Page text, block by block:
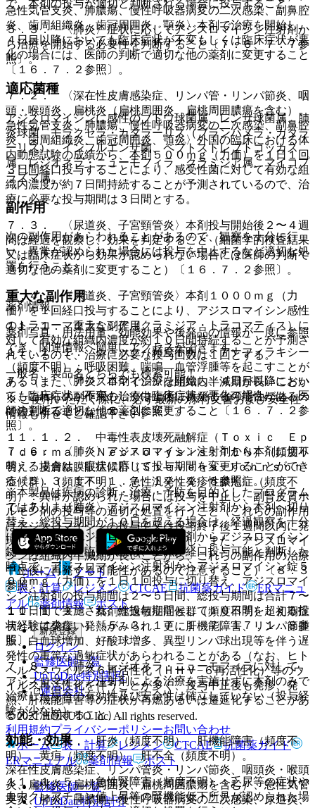
で、本剤の投与が適切と判断される場合に投与すること。
５．３． 〈肺炎〉症状に応じてアジスロマイシン注射剤か
ら治療を開始する必要性を判断すること〔７．６、７．７参
照〕。
適応菌種
アジスロマイシンに感性のブドウ球菌属、レンサ球菌属、肺
炎球菌、モラクセラ・カタラーリス（ブランハメラ・カタラ
ーリス）、インフルエンザ菌、ペプトストレプトコッカス
属、レジオネラ・ニューモフィラ、クラミジア属、マイコプ
ラズマ属。
副作用
次の副作用があらわれることがあるので、観察を十分に行
い、異常が認められた場合には投与を中止するなど適切な処
置を行うこと。
重大な副作用
１１．１． 重大な副作用
１１．１．１． ショック（頻度不明）、アナフィラキシー
（頻度不明）：呼吸困難、喘鳴、血管浮腫等を起こすことが
ある（また、アジスロマイシンは組織内半減期が長いことか
ら、これらの副作用の治療中止後に再発する可能性があるの
で注意すること）〔８．２参照〕。
１１．１．２． 中毒性表皮壊死融解症（Ｔｏｘｉｃ Ｅｐ
ｉｄｅｒｍａｌ Ｎｅｃｒｏｌｙｓｉｓ：ＴＥＮ）（頻度不
明）、皮膚粘膜眼症候群（Ｓｔｅｖｅｎｓ−Ｊｏｈｎｓｏｎ
症候群）（頻度不明）、急性汎発性発疹性膿疱症（頻度不
明）：異常が認められた場合には投与を中止し、副腎皮質ホ
ルモン剤の投与等の適切な処置を行うこと（これらの副作用
はアジスロマイシンの投与中又は投与終了後１週間以内に発
現しているので、投与終了後も注意し、また、アジスロマイ
シンは組織内半減期が長いことから、これらの副作用の治療
中止後に再発する可能性があるので注意すること）〔８．３
参照〕。
１１．１．３． 薬剤性過敏症症候群（頻度不明）：初期症
状として発疹、発熱がみられ、更に肝機能障害、リンパ節腫
脹、白血球増加、好酸球増多、異型リンパ球出現等を伴う遅
発性の重篤な過敏症状があらわれることがある（なお、ヒト
ヘルペスウイルス６再活性化（ＨＨＶ−６再活性化）等のウ
イルス再活性化を伴うことが多く、投与中止後も発疹、発
熱、肝機能障害等の症状が再燃あるいは遷延化することがあ
るので注意すること）。
１１．１．４． 肝炎（頻度不明）、肝機能障害（頻度不
明）、黄疸（頻度不明）、肝不全（頻度不明）。
１１．１．５． 急性腎障害（頻度不明）：乏尿等の症状や
血中クレアチニン値上昇等の腎機能低下所見が認められた場
急性気管支炎、肺膿瘍、慢性呼吸器病変の二次感染、副鼻腔
炎、歯周組織炎、歯冠周囲炎、顎炎〉本剤で治療を開始し、
４日目以降においても臨床症状が不変もしくは臨床症状が悪
化の場合には、医師の判断で適切な他の薬剤に変更すること
〔１６．７．２参照〕。
７．２． 〈深在性皮膚感染症、リンパ管・リンパ節炎、咽
頭・喉頭炎、扁桃炎（扁桃周囲炎、扁桃周囲膿瘍を含む）、
急性気管支炎、肺膿瘍、慢性呼吸器病変の二次感染、副鼻腔
炎、歯周組織炎、歯冠周囲炎、顎炎〉外国の臨床における体
内動態試験の成績から、本剤５００ｍｇ（力価）を１日１回
３日間経口投与することにより、感受性菌に対して有効な組
織内濃度が約７日間持続することが予測されているので、治
療に必要な投与期間は３日間とする。
７．３． 〈尿道炎、子宮頸管炎〉本剤投与開始後２〜４週
間は経過を観察し、効果を判定すること（細菌学的検査結果
又は臨床症状から効果が認められない場合には医師の判断で
適切な他の薬剤に変更すること）〔１６．７．２参照〕。
７．４． 〈尿道炎、子宮頸管炎〉本剤１０００ｍｇ（力
価）を１回経口投与することにより、アジスロマイシン感性
のトラコーマクラミジア（クラミジア・トラコマティス）に
対して有効な組織内濃度が約１０日間持続することが予測さ
れているので、治療に必要な投与回数は１回とする。
７．５． 〈肺炎〉本剤で治療を開始し、４日目以降におい
ても臨床症状が不変もしくは臨床症状が悪化の場合には、医
師の判断で適切な他の薬剤に変更すること〔１６．７．２参
照〕。
７．６． 〈肺炎〉アジスロマイシン注射剤から本剤に切り
替える場合は、症状に応じて投与期間を変更することができ
る〔５．３、１７．１．７、１７．１．８参照〕。
７．７． 〈肺炎〉アジスロマイシン注射剤から本剤へ切り
替え、総投与期間が１０日を超える場合は、経過観察を十分
に行うこと（アジスロマイシン注射剤からアジスロマイシン
錠へ切り替えた臨床試験は、医師が経口投与可能と判断した
時点で、アジスロマイシン注射剤からアジスロマイシン錠５
００ｍｇ（力価）を１日１回投与に切り替え、アジスロマイ
シン注射剤の投与期間は２〜５日間、総投与期間は合計７〜
１０日間で実施され、総投与期間として１０日間を超える投
与経験は少ない）〔５．３、１７．１．７、１７．１．８参
照〕。
７．８． 〈肺炎〉レジオネラ・ニューモフィラに対して、
アジスロマイシン注射剤による治療を実施せずに本剤のみで
治療した場合の有効性及び安全性は確立していない（投与経
験が少ない）。
効能・効果
深在性皮膚感染症、リンパ管炎・リンパ節炎、咽頭炎・喉頭
炎、扁桃炎（扁桃周囲炎、扁桃周囲膿瘍を含む）、急性気管
支炎、肺炎、肺膿瘍、慢性呼吸器病変の二次感染、尿道炎、
薬剤情報
薬剤写真、用法用量、効能効果や後発品の情報が一度に参照
でき、関連情報へ簡単にアクセスができます。
一般名、製品名どちらでも検索可能！
※ ご使用いただく際に、必ず最新の添付文書および安全性
情報も併せてご確認下さい。
※本製品は疾病の診断・治療・予防を目的としたプログラム
ではありません。
ホーム
ノート
表・計算
レジメン CTCAE 抗菌薬ガイド
ERマニュ
アル
薬剤情報 ポスト
新規登録
ログイン
監修医師一覧
UpToDate特別割引
運営会社
© 2021 HOKUTO Inc. All rights reserved.
利用規約プライバシーポリシーお問い合わせ
ホーム
表・計算 レジメン CTCAE
抗菌薬ガイド
ERマニュアル
薬剤情報 ポスト
監修医師一覧
UpToDate特別割引